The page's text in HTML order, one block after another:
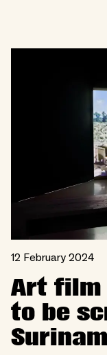
12 February 2024
Art film
to be